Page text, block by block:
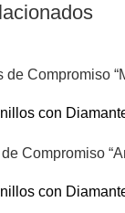
de Compromiso
con
Compromiso
con